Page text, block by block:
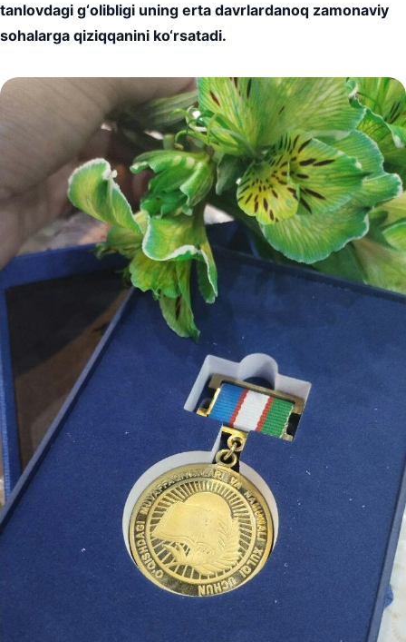
tanlovdagi g‘olibligi uning erta davrlardanoq zamonaviy
sohalarga qiziqqanini ko‘rsatadi.